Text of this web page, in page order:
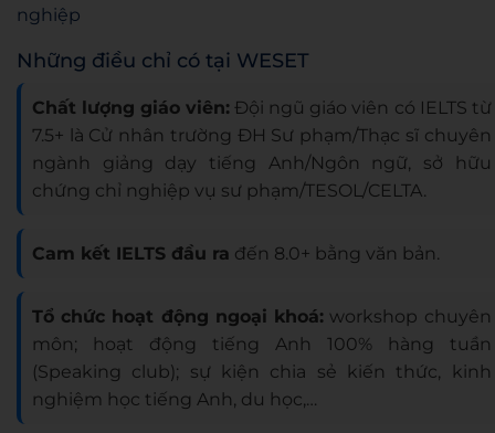
nghiệp
Những điều chỉ có tại WESET
Chất lượng giáo viên: Đội ngũ giáo viên có IELTS từ
7.5+ là Cử nhân trường ĐH Sư phạm/Thạc sĩ chuyên
ngành giảng dạy tiếng Anh/Ngôn ngữ, sở hữu
chứng chỉ nghiệp vụ sư phạm/TESOL/CELTA.
Cam kết IELTS đầu ra đến 8.0+ bằng văn bản.
Tổ chức hoạt động ngoại khoá: workshop chuyên
môn; hoạt động tiếng Anh 100% hàng tuần
(Speaking club); sự kiện chia sẻ kiến thức, kinh
nghiệm học tiếng Anh, du học,…